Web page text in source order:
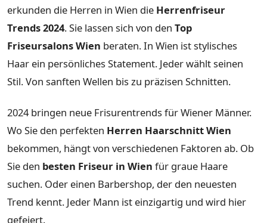
erkunden die Herren in Wien die Herrenfriseur
Trends 2024. Sie lassen sich von den Top
Friseursalons Wien beraten. In Wien ist stylisches
Haar ein persönliches Statement. Jeder wählt seinen
Stil. Von sanften Wellen bis zu präzisen Schnitten.
2024 bringen neue Frisurentrends für Wiener Männer.
Wo Sie den perfekten Herren Haarschnitt Wien
bekommen, hängt von verschiedenen Faktoren ab. Ob
Sie den besten Friseur in Wien für graue Haare
suchen. Oder einen Barbershop, der den neuesten
Trend kennt. Jeder Mann ist einzigartig und wird hier
gefeiert.